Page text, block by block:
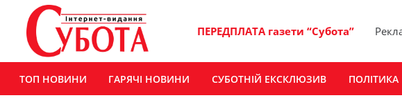
ПЕРЕДПЛАТА газети “Субота”
ТОП НОВИНИ ГАРЯЧІ НОВИНИ СУБОТНІЙ ЕКСКЛЮЗИВ ПОЛІТИКА